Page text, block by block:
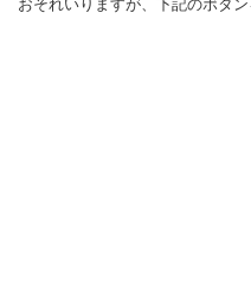
おそれいりますが、下記のボタ